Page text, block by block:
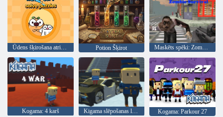
Ūdens šķirošana atrisināt mīklas Potion Šķirot Maskēts spēki: Zombie Survival
Kogama: 4 karš Kigama slēpošanas lekt! Kogama: Parkour 27